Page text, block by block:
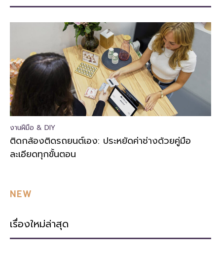
งานฝีมือ & DIY
ติดกล้องติดรถยนต์เอง: ประหยัดค่าช่างด้วยคู่มือ
ละเอียดทุกขั้นตอน
NEW
เรื่องใหม่ล่าสุด